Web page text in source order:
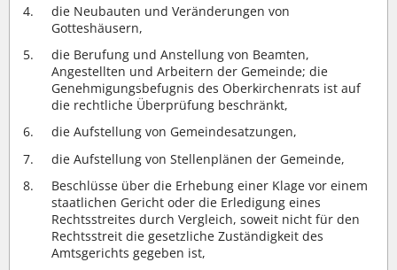
die Neubauten und Veränderungen von
Gotteshäusern,
die Berufung und Anstellung von Beamten,
Angestellten und Arbeitern der Gemeinde; die
Genehmigungsbefugnis des Oberkirchenrats ist auf
die rechtliche Überprüfung beschränkt,
die Aufstellung von Gemeindesatzungen,
die Aufstellung von Stellenplänen der Gemeinde,
Beschlüsse über die Erhebung einer Klage vor einem
staatlichen Gericht oder die Erledigung eines
Rechtsstreites durch Vergleich, soweit nicht für den
Rechtsstreit die gesetzliche Zuständigkeit des
Amtsgerichts gegeben ist,